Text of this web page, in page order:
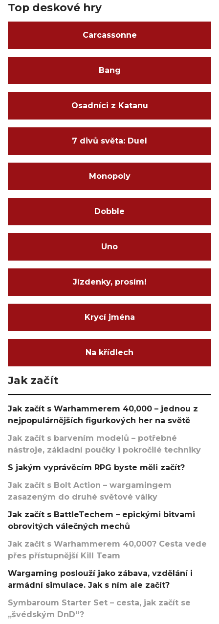
Top deskové hry
Carcassonne
Bang
Osadníci z Katanu
7 divů světa: Duel
Monopoly
Dobble
Uno
Jízdenky, prosím!
Krycí jména
Na křídlech
Jak začít
Jak začít s Warhammerem 40,000 – jednou z
nejpopulárnějších figurkových her na světě
Jak začít s barvením modelů – potřebné
nástroje, základní poučky i pokročilé techniky
S jakým vyprávěcím RPG byste měli začít?
Jak začít s Bolt Action – wargamingem
zasazeným do druhé světové války
Jak začít s BattleTechem – epickými bitvami
obrovitých válečných mechů
Jak začít s Warhammerem 40,000? Cesta vede
přes přístupnější Kill Team
Wargaming poslouží jako zábava, vzdělání i
armádní simulace. Jak s ním ale začít?
Symbaroum Starter Set – cesta, jak začít se
„švédským DnD“?